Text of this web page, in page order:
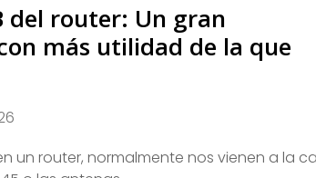
del router: Un gran
más utilidad de la que
un router, normalmente nos vienen a la